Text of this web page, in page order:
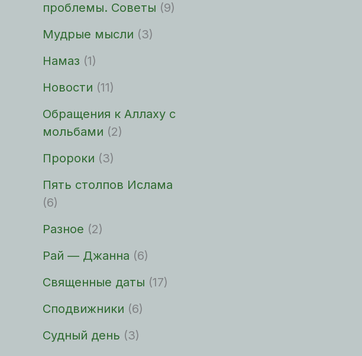
проблемы. Советы (9)
Мудрые мысли (3)
Намаз (1)
Новости (11)
Обращения к Аллаху с
мольбами (2)
Пророки (3)
Пять столпов Ислама
(6)
Разное (2)
Рай — Джанна (6)
Священные даты (17)
Сподвижники (6)
Судный день (3)